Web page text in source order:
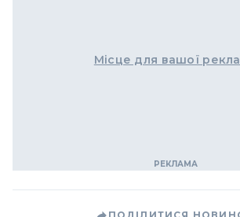
Місце для вашої